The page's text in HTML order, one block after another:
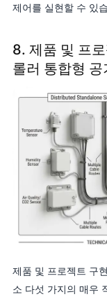
제어를 실현할 수 있
8. 제품 및 프
롤러 통합형 공
제품 및 프로젝트 구
소 다섯 가지의 매우